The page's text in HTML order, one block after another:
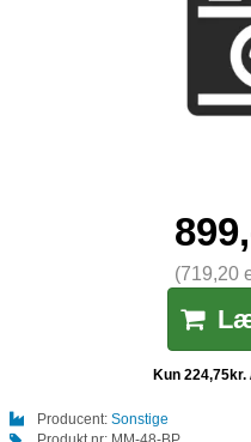
(719,20
Producent: Sonstige